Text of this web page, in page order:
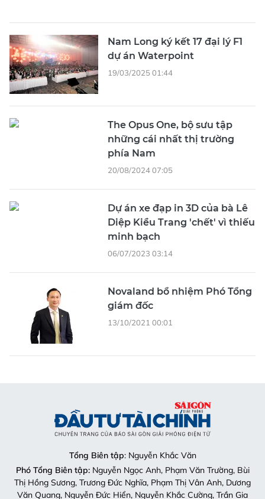
Nam Long ký kết 17 đại lý F1
dự án Waterpoint
19/03/2025 01:44
The Opus One, bộ sưu tập
những cái nhất thị trường
phía Nam
20/08/2024 07:05
Dự án xe đạp in 3D của bà Lê
Diệp Kiều Trang 'chết' vì thiếu
minh bạch
06/07/2023 03:14
Novaland bổ nhiệm Phó Tổng
giám đốc
13/10/2021 00:01
Tổng Biên tập: Nguyễn Khắc Văn
Phó Tổng Biên tập:Nguyễn Ngọc Anh, Phạm Văn Trường, Bùi
Thị Hồng Sương, Trương Đức Nghĩa, Phạm Thị Vân Anh, Dương
Văn Quang, Nguyễn Đức Hiển, Nguyễn Khắc Cường, Trần Gia